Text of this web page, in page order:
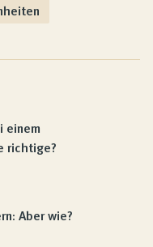
einem
richtige?
Aber wie?